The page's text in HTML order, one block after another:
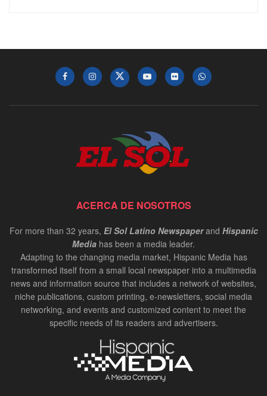
ACERCA DE NOSOTROS
For more than 32 years, El Sol Latino Newspaperand Hispanic
Media has been a media leader.
Adapting to the changing media market, Hispanic Media has
transformed itself from a small local newspaper into a multimedia
news and information source that includes a network of websites,
niche publications, custom printing, e-newsletters, social media
networking, and events and customized content to meet the
specific needs of its readers and advertisers.